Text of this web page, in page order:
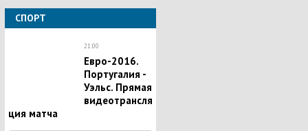
СПОРТ
21:00
Евро-2016.
Португалия -
Уэльс. Прямая
видеотрансля
ция матча